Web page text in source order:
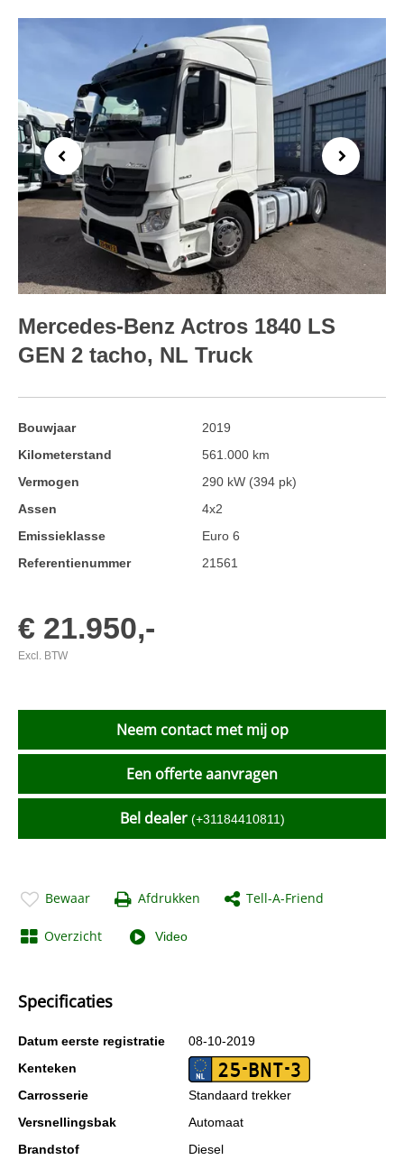
Previous Next
Mercedes-Benz Actros 1840 LS
GEN 2 tacho, NL Truck
Bouwjaar
2019
Kilometerstand
561.000 km
Vermogen
290 kW (394 pk)
Assen
4x2
Emissieklasse
Euro 6
Referentienummer
21561
€ 21.950,-
Excl. BTW
Neem contact met mij op
Een offerte aanvragen
Bel dealer (+31184410811)
Bewaar Afdrukken Tell-A-Friend
Overzicht Video
Specificaties
Datum eerste registratie
08-10-2019
Kenteken
25-BNT-3
Carrosserie
Standaard trekker
Versnellingsbak
Automaat
Brandstof
Diesel